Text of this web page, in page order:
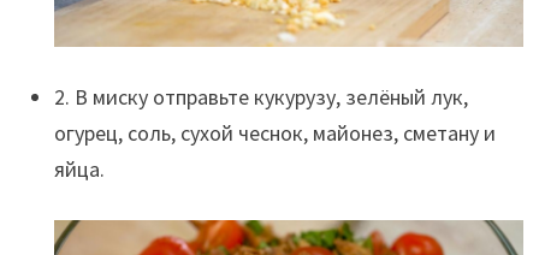
2. В миску отправьте кукурузу, зелёный лук,
огурец, соль, сухой чеснок, майонез, сметану и
яйца.